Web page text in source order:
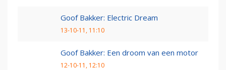
Goof Bakker: Electric Dream
13-10-11, 11:10
Goof Bakker: Een droom van een motor
12-10-11, 12:10